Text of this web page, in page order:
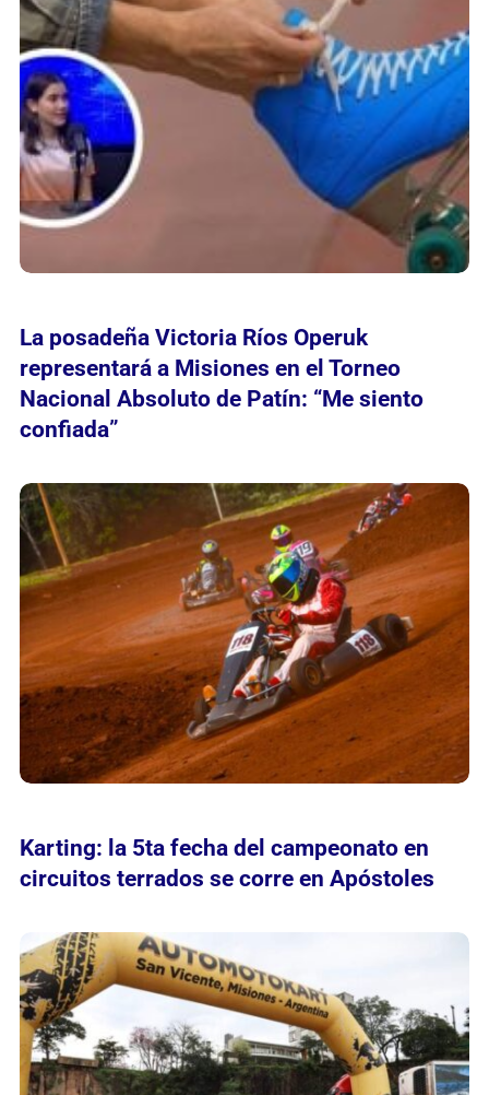
La posadeña Victoria Ríos Operuk
representará a Misiones en el Torneo
Nacional Absoluto de Patín: “Me siento
confiada”
Karting: la 5ta fecha del campeonato en
circuitos terrados se corre en Apóstoles